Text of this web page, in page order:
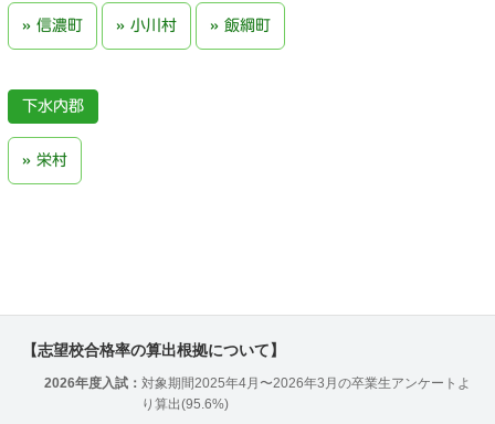
信濃町 小川村 飯綱町
下水内郡
栄村
【志望校合格率の算出根拠について】
2026年度入試： 対象期間2025年4月〜2026年3月の卒業生アンケートよ
り算出(95.6%)